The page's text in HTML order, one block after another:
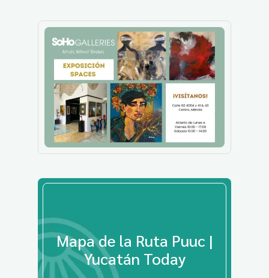
Mapa de la Ruta Puuc |
Yucatán Today